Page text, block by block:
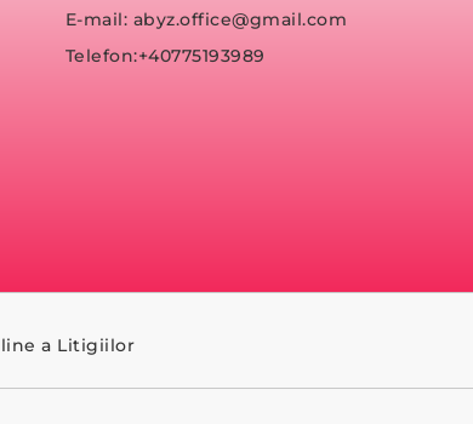
E-mail: abyz.office@gmail.com
Telefon:+40775193989